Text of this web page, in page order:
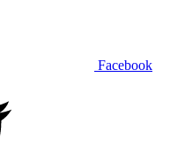
Facebook